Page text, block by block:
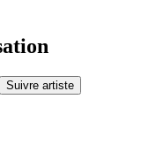
Suivre artiste